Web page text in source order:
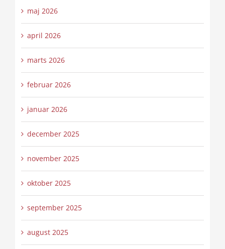
maj 2026
april 2026
marts 2026
februar 2026
januar 2026
december 2025
november 2025
oktober 2025
september 2025
august 2025